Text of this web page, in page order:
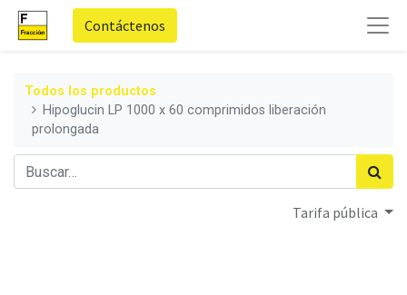
Contáctenos
Todos los productos
Hipoglucin LP 1000 x 60 comprimidos liberación
prolongada
Tarifa pública